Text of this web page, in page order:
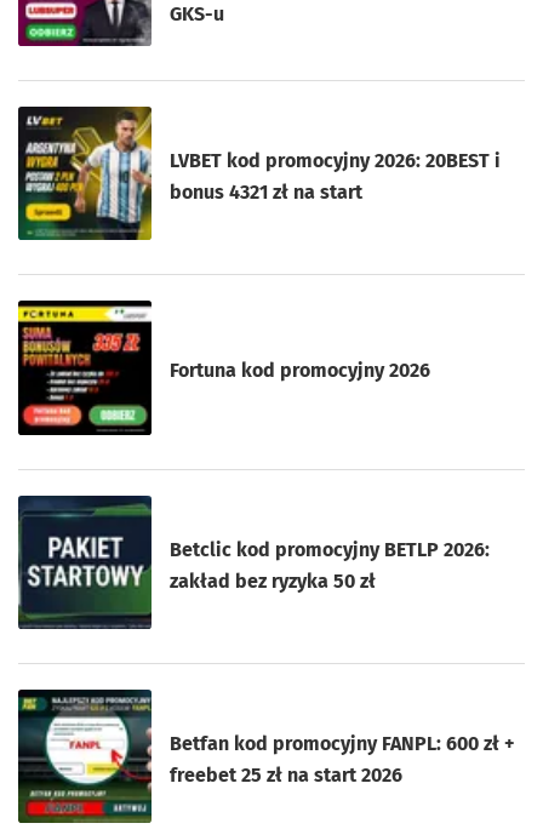
GKS-u
LVBET kod promocyjny 2026: 20BEST i
bonus 4321 zł na start
Fortuna kod promocyjny 2026
Betclic kod promocyjny BETLP 2026:
zakład bez ryzyka 50 zł
Betfan kod promocyjny FANPL: 600 zł +
freebet 25 zł na start 2026